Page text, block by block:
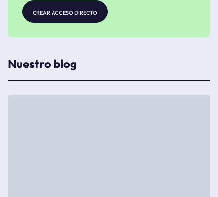
crear acceso directo
Nuestro blog